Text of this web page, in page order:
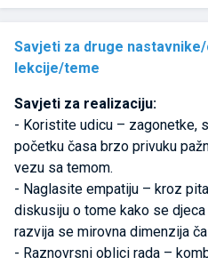
Savjeti za druge
lekcije/teme
Savjeti za realizaciju:
- Koristite udicu – zagonetke,
početku časa brzo privuku
vezu sa temom.
- Naglasite empatiju – kroz
diskusiju o tome kako se
razvija se mirovna dimenzija
- Raznovrsni oblici rada –